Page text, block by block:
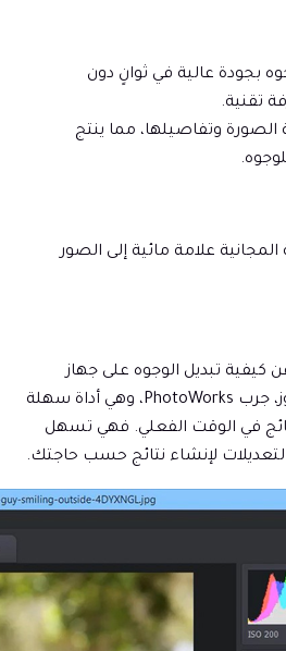
بجودة عالية في ثوانٍ دون
تقنية.
وتفاصيلها، مما ينتج
علامة مائية إلى الصور
كيفية تبديل الوجوه على جهاز
كمبيوتر يعمل بنظام ويندوز، جرب PhotoWorks، وهي أداة سهلة
في الوقت الفعلي. فهي تسهل
لإنشاء نتائج حسب حاجتك.